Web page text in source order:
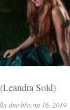
Sold)
dnebřezna 16, 2019